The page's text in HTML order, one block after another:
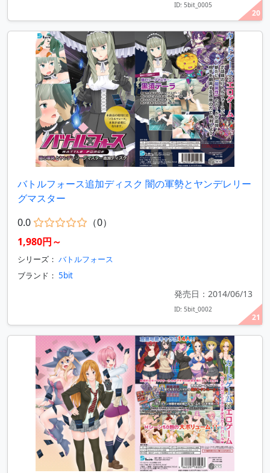
20
ID: 5bit_0005
21
バトルフォース追加ディスク 闇の軍勢とヤンデレリー
グマスター
0.0
（0）
1,980円～
シリーズ： バトルフォース
ブランド： 5bit
発売日：2014/06/13
ID: 5bit_0002